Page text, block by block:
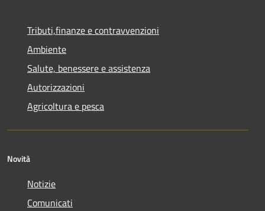
Tributi,finanze e contravvenzioni
Ambiente
Salute, benessere e assistenza
Autorizzazioni
Agricoltura e pesca
Novità
Notizie
Comunicati